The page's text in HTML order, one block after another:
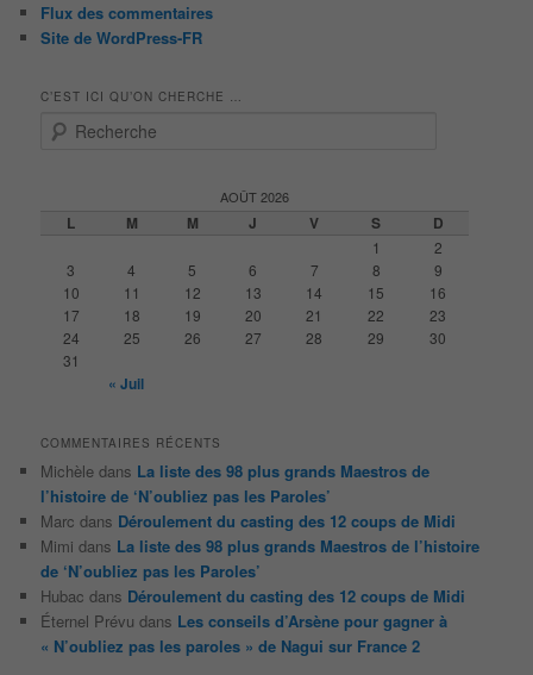
Flux des commentaires
Site de WordPress-FR
C’EST ICI QU’ON CHERCHE …
AOÛT 2026
L M M J V S D
1
2
3
4 5 6 7 8
9
10
11 12 13 14 15
16
17
18 19 20 21 22
23
24
25 26 27 28 29
30
31
« Juil
COMMENTAIRES RÉCENTS
Michèle dans La liste des 98 plus grands Maestros de
l’histoire de ‘N’oubliez pas les Paroles’
Marc dans Déroulement du casting des 12 coups de Midi
Mimi dans La liste des 98 plus grands Maestros de l’histoire
de ‘N’oubliez pas les Paroles’
Hubac dans Déroulement du casting des 12 coups de Midi
Éternel Prévu dans Les conseils d’Arsène pour gagner à
« N’oubliez pas les paroles » de Nagui sur France 2